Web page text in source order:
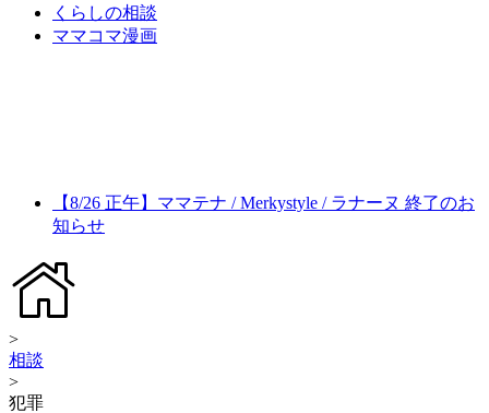
くらしの相談
ママコマ漫画
【8/26 正午】ママテナ / Merkystyle / ラナーヌ 終了のお
知らせ
>
相談
>
犯罪